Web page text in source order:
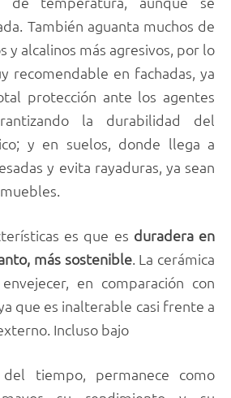
También aguanta muchos de
y alcalinos más agresivos, por lo
recomendable en fachadas, ya
protección ante los agentes
la durabilidad del
y en suelos, donde llega a
y evita rayaduras, ya sean
es que es duradera en
más sostenible. La cerámica
en comparación con
que es inalterable casi frente a
Incluso bajo
del tiempo, permanece como